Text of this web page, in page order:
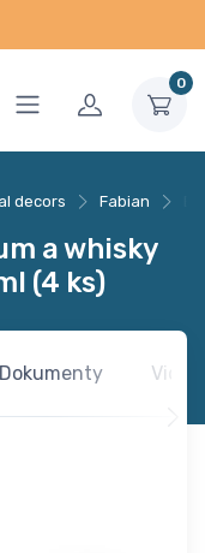
0
decors Fabian
a whisky
(4 ks)
Dokumenty Video